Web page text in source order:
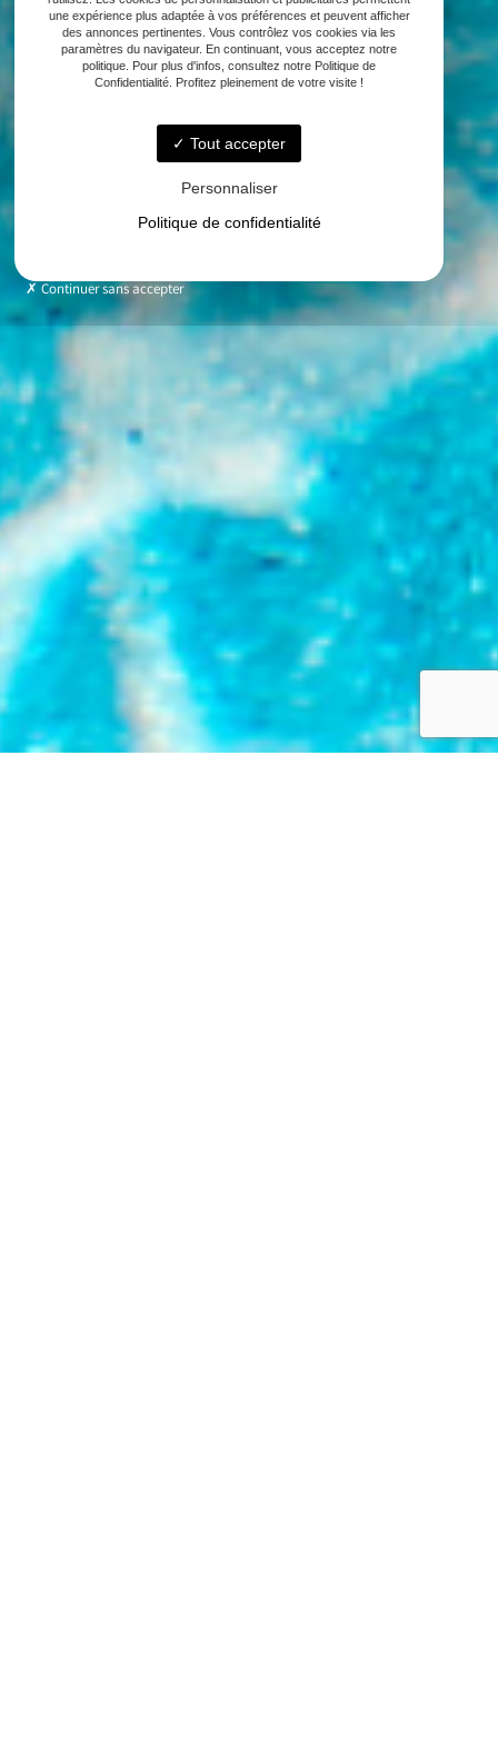
une expérience plus adaptée à vos préférences et peuvent afficher
des annonces pertinentes. Vous contrôlez vos cookies via les
paramètres du navigateur. En continuant, vous acceptez notre
politique. Pour plus d'infos, consultez notre Politique de
Confidentialité. Profitez pleinement de votre visite !
Tout accepter
Personnaliser
Politique de confidentialité
Continuer sans accepter